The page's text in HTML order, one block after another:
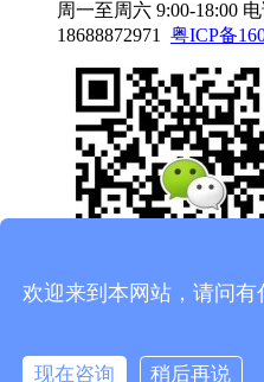
周一至周六 9:00-18:00
18688872971
粤ICP备
电话
短信
欢迎来到本网站，请问有
现在咨询 稍后再说